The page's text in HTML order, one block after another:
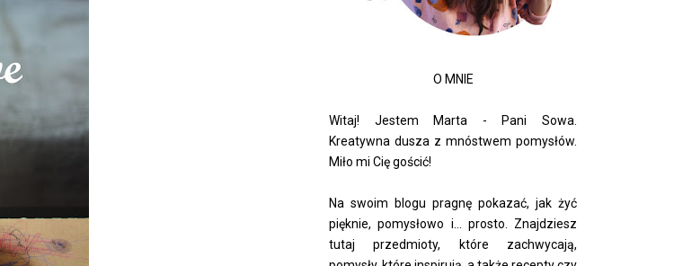
O MNIE
Witaj! Jestem Marta - Pani Sowa.
Kreatywna dusza z mnóstwem pomysłów.
Miło mi Cię gościć!
Na swoim blogu pragnę pokazać, jak żyć
pięknie, pomysłowo i... prosto. Znajdziesz
tutaj przedmioty, które zachwycają,